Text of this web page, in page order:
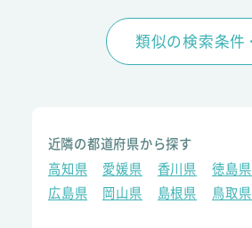
類似の検索条件
近隣の都道府県から探す
高知県
愛媛県 香川県 徳島県
広島県
岡山県 島根県 鳥取県